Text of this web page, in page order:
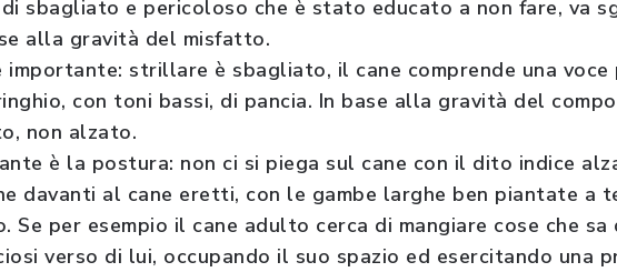
sbagliato e pericoloso che è stato educato a non fare, va
alla gravità del misfatto.
strillare è sbagliato, il cane comprende una voce
con toni bassi, di pancia. In base alla gravità del
non alzato.
è la postura: non ci si piega sul cane con il dito indice
davanti al cane eretti, con le gambe larghe ben piantate a
Se per esempio il cane adulto cerca di mangiare cose che sa
verso di lui, occupando il suo spazio ed esercitando una